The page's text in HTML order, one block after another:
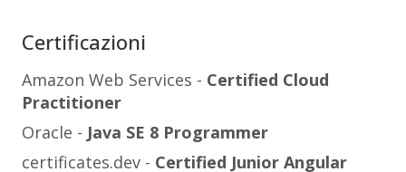
Certificazioni
Amazon Web Services - Certified Cloud
Practitioner
Oracle - Java SE 8 Programmer
certificates.dev - Certified Junior Angular